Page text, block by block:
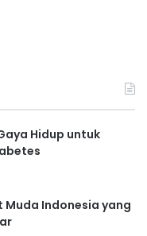
Hidup untuk
Muda Indonesia yang